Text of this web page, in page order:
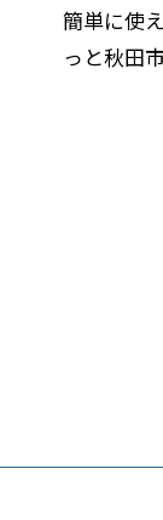
簡単に使
っと秋田